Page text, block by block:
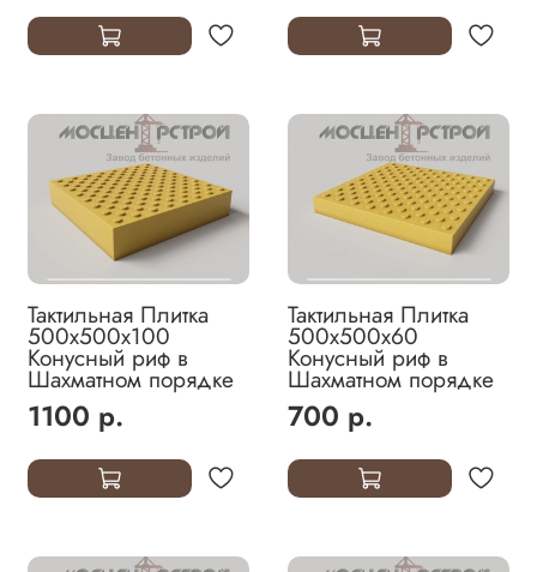
Тактильная Плитка
500х500х100
Конусный риф в
Шахматном порядке
1100 р.
Тактильная Плитка
500х500х60
Конусный риф в
Шахматном порядке
700 р.